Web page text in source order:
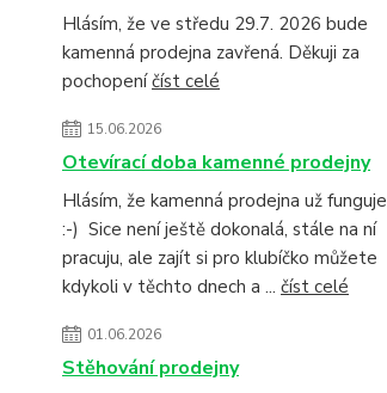
Hlásím, že ve středu 29.7. 2026 bude
kamenná prodejna zavřená. Děkuji za
pochopeníčíst celé
15.06.2026
Otevírací doba kamenné prodejny
Hlásím, že kamenná prodejna už funguje
:-) Sice není ještě dokonalá, stále na ní
pracuju, ale zajít si pro klubíčko můžete
kdykoli v těchto dnech a ... číst celé
01.06.2026
Stěhování prodejny